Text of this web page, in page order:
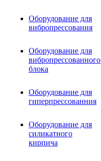
Оборудование для
вибропрессования
Оборудование для
вибропрессованного
блока
Оборудование для
гиперпрессованния
Оборудование для
силикатного
кирпича